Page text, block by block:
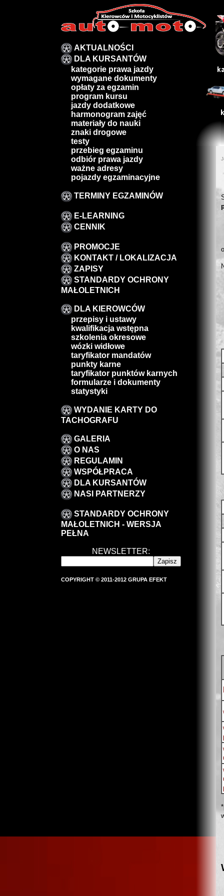
AKTUALNOŚCI
DLA KURSANTÓW
kategorie prawa jazdy
wymagane dokumenty
opłaty za egzamin
program kursu
jazdy dodatkowe
harmonogram zajęć
materiały do nauki
znaki drogowe
testy
przebieg egzaminu
odbiór prawa jazdy
ważne adresy
pojazdy egzaminacyjne
TERMINY EGZAMINÓW
E-LEARNING
CENNIK
PROMOCJE
KONTAKT / LOKALIZACJA
ZAPISY
STANDARDY OCHRONY
MAŁOLETNICH
DLA KIEROWCÓW
przepisy i ustawy
kwalifikacja wstępna
szkolenia okresowe
wózki widłowe
taryfikator mandatów
punkty karne
taryfikator punktów karnych
formularze i dokumenty
statystyki
WYDANIE KARTY DO
TACHOGRAFU
GALERIA
O NAS
REGULAMIN
WSPÓŁPRACA
DLA KURSANTÓW
NASI PARTNERZY
STANDARDY OCHRONY
MAŁOLETNICH - WERSJA
PEŁNA
NEWSLETTER:
COPYRIGHT © 2011-2012 GRUPA EFEKT